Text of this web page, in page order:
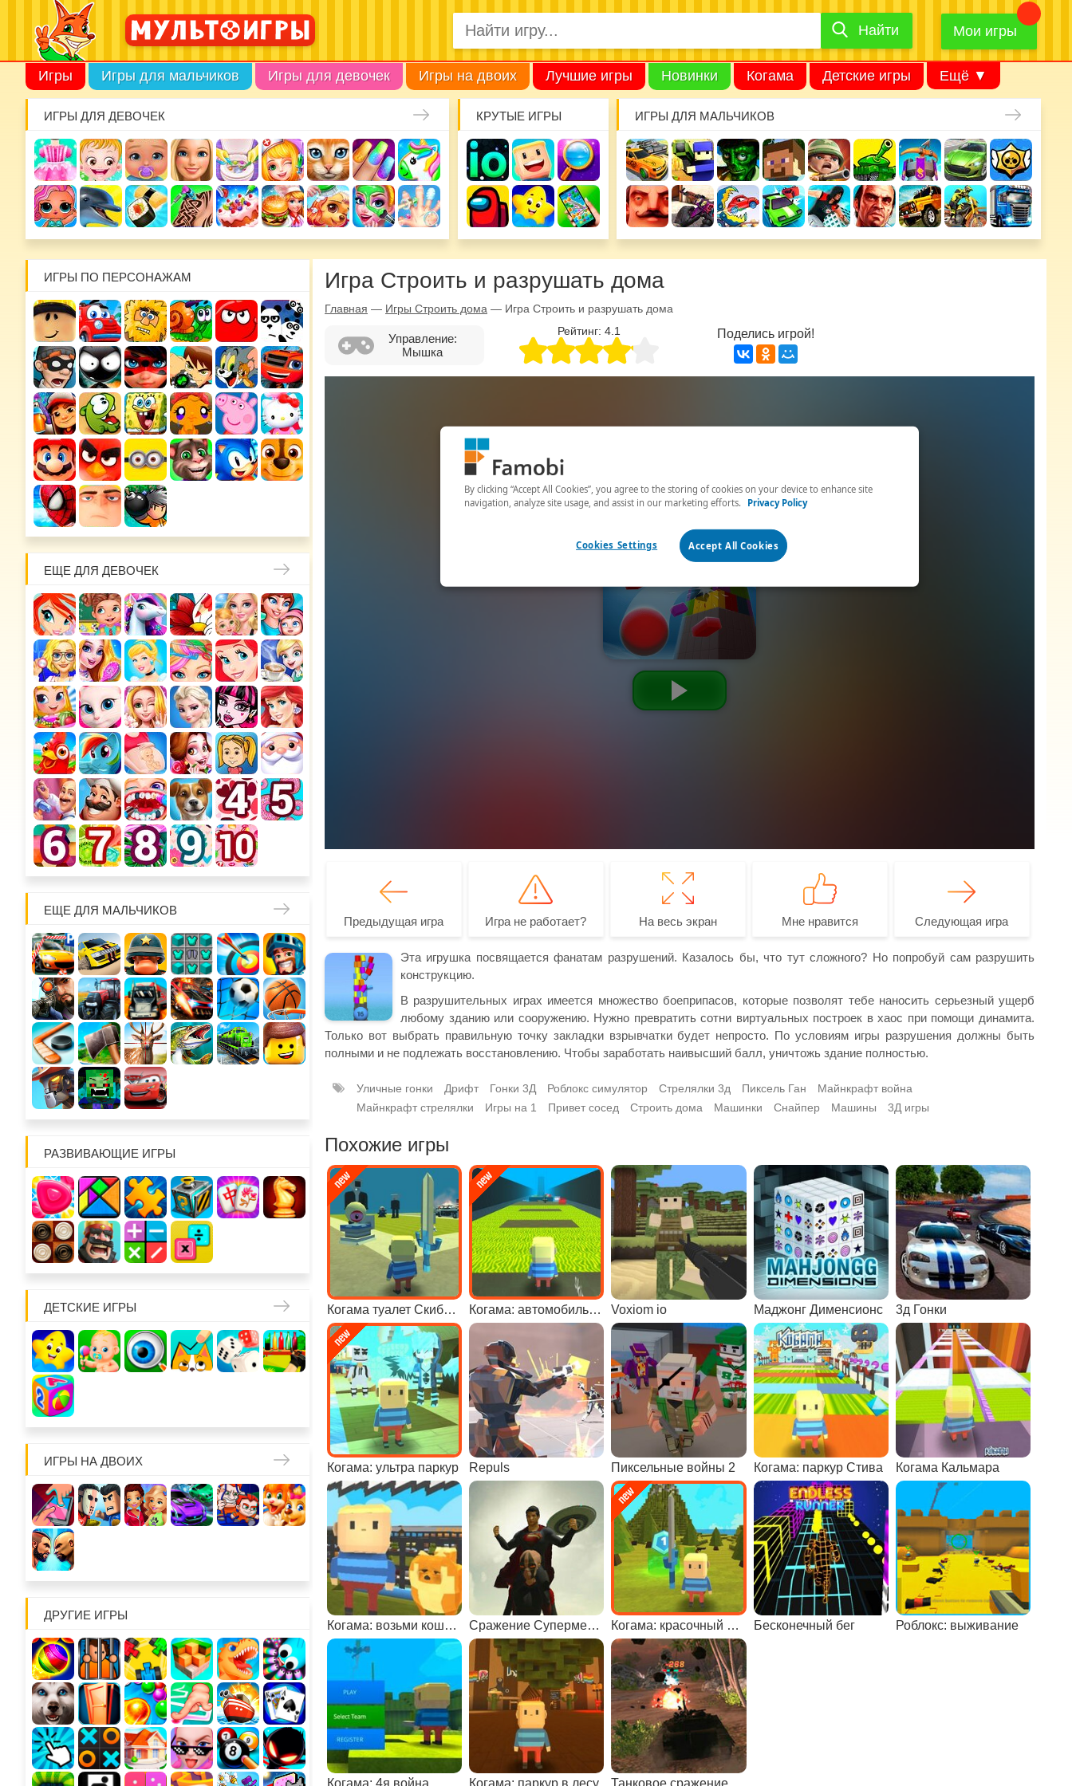
Найти
Найти Мои игры
Игры Игры для мальчиков Игры для девочек Игры на двоих Лучшие игры Новинки Когама Детские игры Ещё ▼
ИГРЫ ДЛЯ ДЕВОЧЕК КРУТЫЕ ИГРЫ ИГРЫ ДЛЯ МАЛЬЧИКОВ
ИГРЫ ПО ПЕРСОНАЖАМ
ЕЩЕ ДЛЯ ДЕВОЧЕК
ЕЩЕ ДЛЯ МАЛЬЧИКОВ
РАЗВИВАЮЩИЕ ИГРЫ
ДЕТСКИЕ ИГРЫ
ИГРЫ НА ДВОИХ
ДРУГИЕ ИГРЫ
Игра Строить и разрушать дома
Главная — Игры Строить дома — Игра Строить и разрушать дома
Управление:
Мышка
Рейтинг: 4.1 Поделись игрой!
Предыдущая игра Игра не работает? На весь экран Мне нравится Следующая игра
Эта игрушка посвящается фанатам разрушений. Казалось бы, что тут сложного? Но попробуй сам разрушить
конструкцию.
В разрушительных играх имеется множество боеприпасов, которые позволят тебе наносить серьезный ущерб
любому зданию или сооружению. Нужно превратить сотни виртуальных построек в хаос при помощи динамита.
Только вот выбрать правильную точку закладки взрывчатки будет непросто. По условиям игры разрушения должны быть
полными и не подлежать восстановлению. Чтобы заработать наивысший балл, уничтожь здание полностью.
Уличные гонки Дрифт Гонки 3Д Роблокс симулятор Стрелялки 3д Пиксель Ган
Майнкрафт война
Майнкрафт стрелялки
Игры на 1 Привет сосед Строить дома Машинки Снайпер Машины 3Д игры
Похожие игры
Когама туалет Скибиди Когама: автомобильный паркур Voxiom io Маджонг Дименсионс 3д Гонки
Когама: ультра паркур Repuls Пиксельные войны 2 Когама: паркур Стива Когама Кальмара
Когама: возьми кошку или собаку Сражение Супермена с инопланетянами Когама: красочный паркур Бесконечный бег Роблокс: выживание